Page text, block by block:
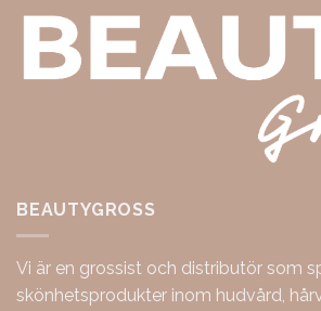
BEAUTYGROSS
Vi är en grossist och distributör som
skönhetsprodukter inom hudvård,